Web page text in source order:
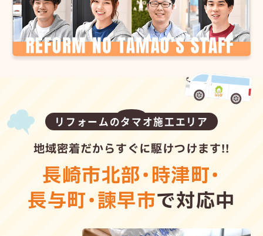
リフォームのタマオ施工エリア
地域密着だからすぐに駆けつけます!!
長崎市北部・時津町・
長与町・諫早市で対応中